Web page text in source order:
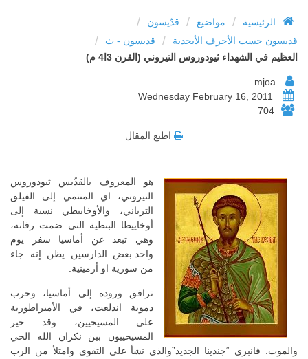
الرئيسية / مواضيع / قدّيسون /
قديسون حسب الأحرف الأبجدية / قديسون - ث /
العظيم في الشهداء ثيودوروس التيروني (القرن 3ا4 م)
704
اطبع المقال
هو المعروف بالقدّيس ثيودوروس
التيروني، اي المنتمي إلى الفيلق
الترياني، والأوخاييطي نسبة إلى
أوخاييطا البنطية التي ضمت رفاته،
وهي تبعد عن أماسيا سفر يوم
واحد.بعض الدارسين يظن إنه جاء
من سورية او أرمينية.
ترافق وروده إلى أماسيا، وحرب
دموية اندلعت، في الأمبراطورية
على المسيحيين، وقد خير
المسيحييون بين نكران الله الحي
والموت. فانبرى “جندينا الجديد”والذي نشأ على التقوى وامتلأ من الرب